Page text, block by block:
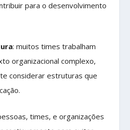
para o desenvolvimento
: muitos times trabalham
organizacional complexo,
considerar estruturas que
times, e organizações